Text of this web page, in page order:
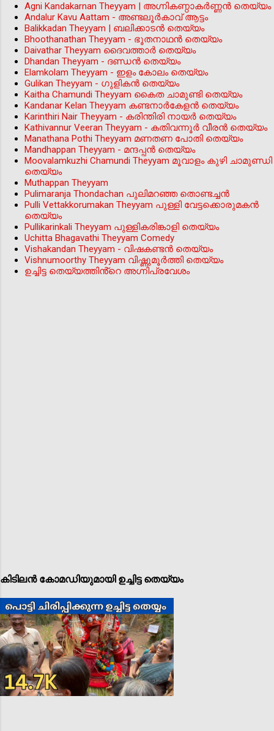
Agni Kandakarnan Theyyam | അഗ്നികണ്ഠാകർണ്ണൻ തെയ്യം
Andalur Kavu Aattam - അണ്ടലൂർകാവ് ആട്ടം
Balikkadan Theyyam | ബലിക്കാടൻ തെയ്യം
Bhoothanathan Theyyam - ഭൂതനാഥൻ തെയ്യം
Daivathar Theyyam ദൈവത്താര്‍ തെയ്യം
Dhandan Theyyam - ദണ്ഡൻ തെയ്യം
Elamkolam Theyyam - ഇളം കോലം തെയ്യം
Gulikan Theyyam - ഗുളികൻ തെയ്യം
Kaitha Chamundi Theyyam കൈത ചാമുണ്ടി തെയ്യം
Kandanar Kelan Theyyam കണ്ടനാർകേളൻ തെയ്യം
Karinthiri Nair Theyyam - കരിന്തിരി നായർ തെയ്യം
Kathivannur Veeran Theyyam - കതിവന്നൂര്‍ വീരന്‍ തെയ്യം
Manathana Pothi Theyyam മണതണ പോതി തെയ്യം
Mandhappan Theyyam - മന്ദപ്പന്‍ തെയ്യം
Moovalamkuzhi Chamundi Theyyam മൂവാളം കുഴി ചാമുണ്ഡി
തെയ്യം
Muthappan Theyyam
Pulimaranja Thondachan പുലിമറഞ്ഞ തൊണ്ടച്ചൻ
Pulli Vettakkorumakan Theyyam പുള്ളി വേട്ടക്കൊരുമകൻ
തെയ്യം
Pullikarinkali Theyyam പുള്ളികരിങ്കാളി തെയ്യം
Uchitta Bhagavathi Theyyam Comedy
Vishakandan Theyyam - വിഷകണ്ടൻ തെയ്യം
Vishnumoorthy Theyyam വിഷ്ണുമൂർത്തി തെയ്യം
ഉച്ചിട്ട തെയ്യത്തിൻ്റെ അഗ്നിപ്രവേശം
കിടിലൻ കോമഡിയുമായി ഉച്ചിട്ട തെയ്യം